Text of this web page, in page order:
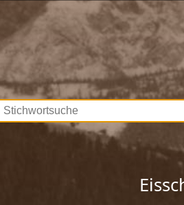
Diese Interviews werden Stück für
durchsuchbar.
Unterstützt werden die Dreharbeiten
Europäischen Union. Mit dieser
lebendig gehalten, sprich die
Wir bedanken uns bei allen